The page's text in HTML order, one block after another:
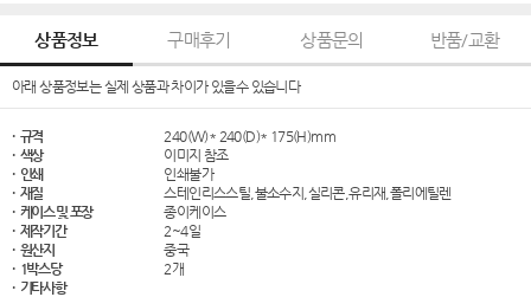
상품정보 구매후기 상품문의 반품/교환
아래 상품정보는 실제 상품과 차이가 있을수 있습니다
· 규격
240(W)* 240(D)* 175(H)mm
· 색상
이미지 참조
· 인쇄
인쇄불가
· 재질
스테인리스스틸,불소수지,실리콘,유리재,폴리에틸렌
· 케이스 및 포장
종이케이스
· 제작기간
2~4일
· 원산지
중국
· 1박스당
2개
· 기타사항